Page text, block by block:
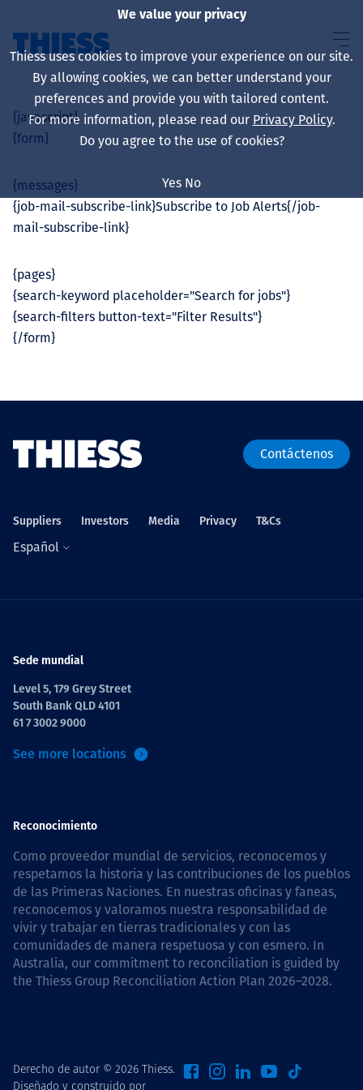
Sobre nosotros
Sustainability
Servicios
Carreras
Contact
{javascript}
{form}
{messages}
{job-mail-subscribe-link}Subscribe to Job Alerts{/job-
mail-subscribe-link}
{pages}
{search-keyword placeholder="Search for jobs"}
{search-filters button-text="Filter Results"}
{/form}
Contáctenos
Suppliers Investors Media Privacy T&Cs
Español
Sede mundial
Level 5, 179 Grey Street
South Bank QLD 4101
61 7 3002 9000
See more locations
Reconocimiento
Como proveedor mundial de servicios, reconocemos y
respetamos la historia y las contribuciones de los pueblos
de las Primeras Naciones. En nuestras oficinas y faneas,
reconocemos y valoramos nuestra responsabilidad de
vivir y trabajar en tierras tradicionales y con las
comunidades de manera respetuosa y con esmero. In
Australia, our commitment to reconciliation is guided by
the Thiess Group Reconciliation Action Plan 2026–2028.
Derecho de autor © 2026 Thiess.
Diseñado y construido por
We value your privacy
Thiess uses cookies to improve your experience on our site.
By allowing cookies, we can better understand your
preferences and provide you with tailored content.
For more information, please read our Privacy Policy.
Do you agree to the use of cookies?
Yes No